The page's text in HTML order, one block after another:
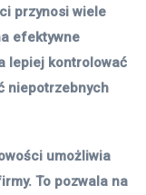
przynosi wiele
efektywne
lepiej kontrolować
niepotrzebnych
umożliwia
To pozwala na